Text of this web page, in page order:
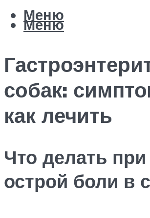
Меню
Меню
собак:
как лечить
Что делать при
острой боли в